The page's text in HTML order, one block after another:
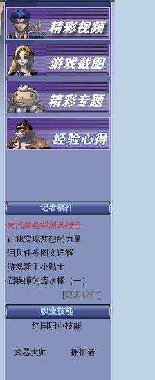
记者稿件
·蒸汽体验型测试报告
·让我实现梦想的力量
·佣兵任务图文详解
·游戏新手小贴士
·召唤师的流水帐（一）
[更多稿件]
职业技能
红国职业技能
武器大师 拥护者